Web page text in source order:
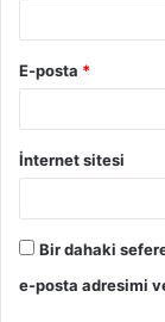
E-posta *
İnternet sitesi
Bir dahaki
e-posta adresimi